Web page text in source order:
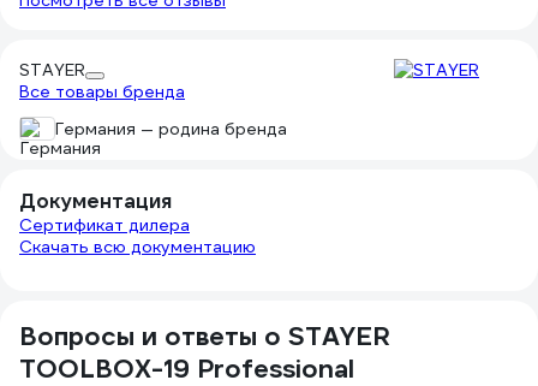
жёсткости нет. Петли выглядят
хлипкими, но сломать их можно только
специально выгнув крышку назад.
Не думаю, что этот ящик очень сильно
бы интересно сравнить. Но покупать
кусок пластика по цене,
приближающейся к стоимости
STAYER
Все товары бренда
Германия — родина бренда
Документация
Сертификат дилера
Скачать всю документацию
Вопросы и ответы о STAYER
TOOLBOX-19 Professional